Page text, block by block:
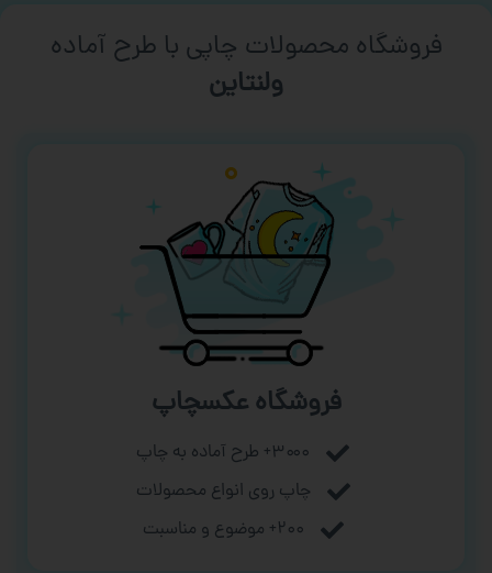
فروشگاه محصولات چاپی با طرح آماده
ورزشی
فروشگاه عکسچاپ
۳۰۰۰+ طرح آماده به چاپ
چاپ روی انواع محصولات
۲۰۰+ موضوع و مناسبت